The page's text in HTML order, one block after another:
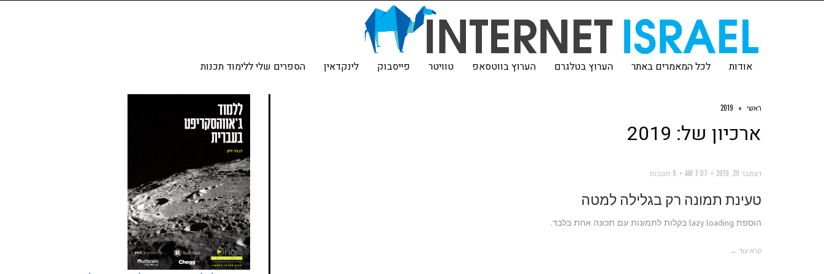
אודות לכל המאמרים באתר הערוץ בטלגרם הערוץ בווטסאפ טוויטר פייסבוק לינקדאין הספרים שלי ללימוד תכנות
ראשי »
2019
ארכיון של: 2019
דצמבר 29, 2019 7:07 AM 8 תגובות
טעינת תמונה רק בגלילה למטה
הוספת lazy loading בקלות לתמונות עם תכונה אחת בלבד.
קרא עוד ←